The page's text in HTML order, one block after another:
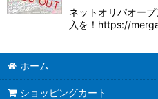
並び順:
絞り
ネットオリパオープ
入を！https://
ホーム
ショッピングカート